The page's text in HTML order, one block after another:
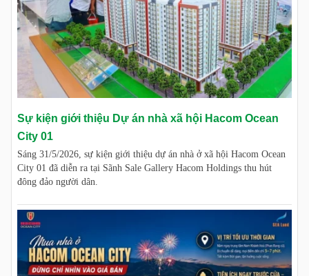
Sự kiện giới thiệu Dự án nhà xã hội Hacom Ocean
City 01
Sáng 31/5/2026, sự kiện giới thiệu dự án nhà ở xã hội Hacom Ocean
City 01 đã diễn ra tại Sãnh Sale Gallery Hacom Holdings thu hút
đông đảo người dân.